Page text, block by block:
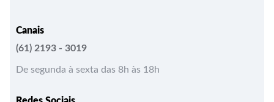
Canais
(61) 2193 - 3019
De segunda à sexta das 8h às 18h